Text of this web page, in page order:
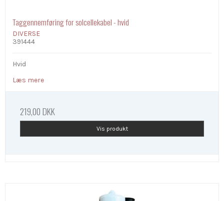
Taggennemføring for solcellekabel - hvid
DIVERSE
391444
Hvid
Læs mere
219,00 DKK
Vis produkt